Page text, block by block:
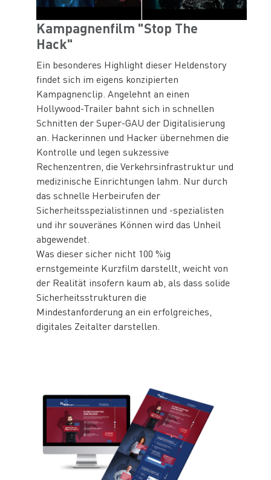
Kampagnenfilm "Stop The
Hack"
Ein besonderes Highlight dieser Heldenstory
findet sich im eigens konzipierten
Kampagnenclip. Angelehnt an einen
Hollywood-Trailer bahnt sich in schnellen
Schnitten der Super-GAU der Digitalisierung
an. Hackerinnen und Hacker übernehmen die
Kontrolle und legen sukzessive
Rechenzentren, die Verkehrsinfrastruktur und
medizinische Einrichtungen lahm. Nur durch
das schnelle Herbeirufen der
Sicherheitsspezialistinnen und -spezialisten
und ihr souveränes Können wird das Unheil
abgewendet.
Was dieser sicher nicht 100 %ig
ernstgemeinte Kurzfilm darstellt, weicht von
der Realität insofern kaum ab, als dass solide
Sicherheitsstrukturen die
Mindestanforderung an ein erfolgreiches,
digitales Zeitalter darstellen.